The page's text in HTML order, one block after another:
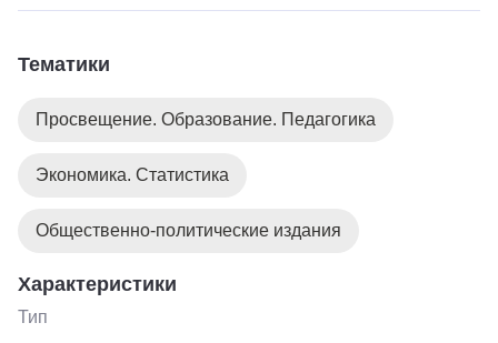
Тематики
Просвещение. Образование. Педагогика
Экономика. Статистика
Общественно-политические издания
Характеристики
Тип